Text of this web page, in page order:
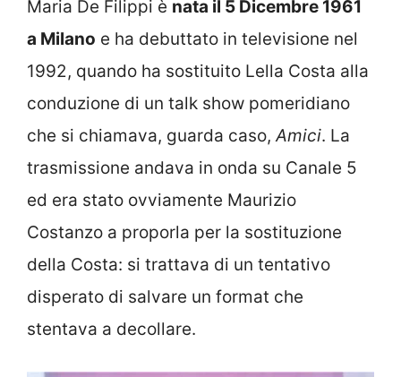
Maria De Filippi è nata il 5 Dicembre 1961
a Milano e ha debuttato in televisione nel
1992, quando ha sostituito Lella Costa alla
conduzione di un talk show pomeridiano
che si chiamava, guarda caso, Amici. La
trasmissione andava in onda su Canale 5
ed era stato ovviamente Maurizio
Costanzo a proporla per la sostituzione
della Costa: si trattava di un tentativo
disperato di salvare un format che
stentava a decollare.